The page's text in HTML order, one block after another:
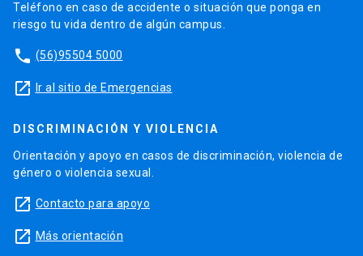
Teléfono en caso de accidente o situación que ponga en
riesgo tu vida dentro de algún campus.
phone (56)95504 5000
launch Ir al sitio de Emergencias
DISCRIMINACIÓN Y VIOLENCIA
Orientación y apoyo en casos de discriminación, violencia de
género o violencia sexual.
launch Contacto para apoyo
launch Más orientación